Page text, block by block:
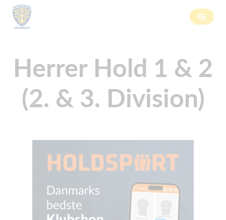
Herrer Hold 1 & 2
(2. & 3. Division)